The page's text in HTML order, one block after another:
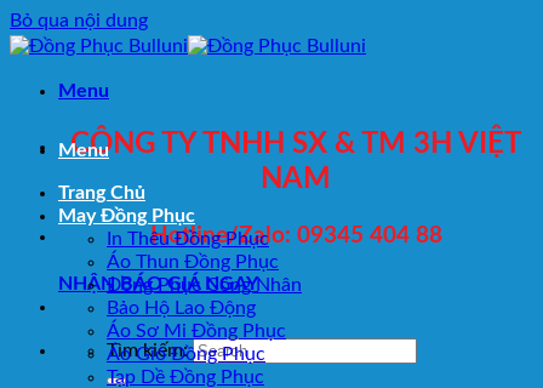
Bỏ qua nội dung
Menu
CÔNG TY TNHH SX & TM 3H VIỆT
NAM
Hotline/Zalo: 09345 404 88
NHẬN BÁO GIÁ NGAY
Tìm kiếm:
Menu
Trang Chủ
May Đồng Phục
In Thêu Đồng Phục
Áo Thun Đồng Phục
Đồng Phục Công Nhân
Bảo Hộ Lao Động
Áo Sơ Mi Đồng Phục
Áo Gió Đồng Phục
Tạp Dề Đồng Phục